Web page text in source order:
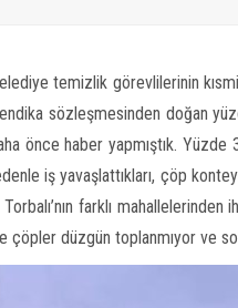
temizlik görevlilerinin
sözleşmesinden doğan
önce haber yapmıştık. Yüzde
iş yavaşlattıkları, çöp
farklı
düzgün toplanmıyor ve